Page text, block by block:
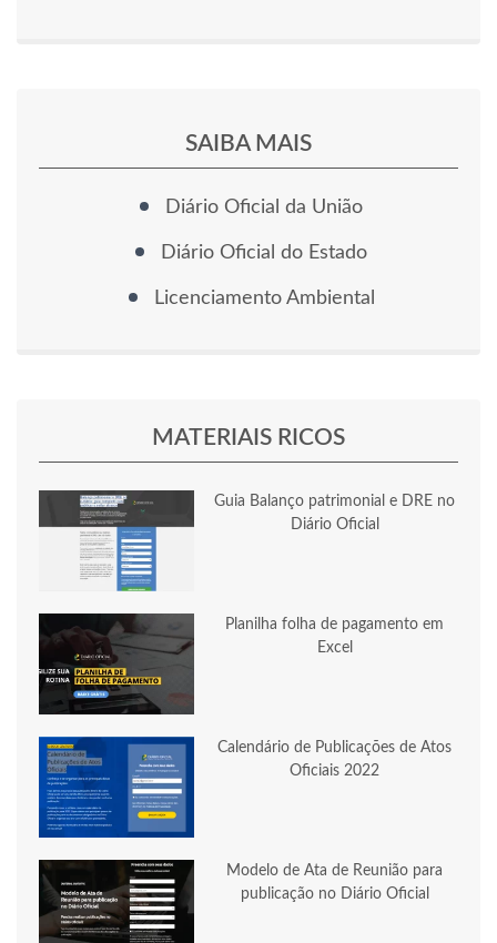
SAIBA MAIS
Diário Oficial da União
Diário Oficial do Estado
Licenciamento Ambiental
MATERIAIS RICOS
Guia Balanço patrimonial e DRE no
Diário Oficial
Planilha folha de pagamento em
Excel
Calendário de Publicações de Atos
Oficiais 2022
Modelo de Ata de Reunião para
publicação no Diário Oficial